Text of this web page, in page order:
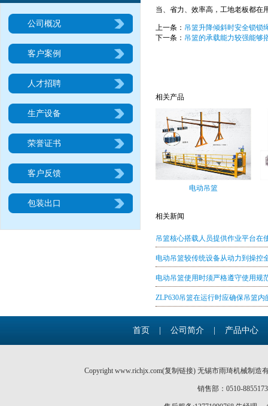
公司概况
客户案例
人才招聘
生产设备
荣誉证书
客户反馈
包装出口
当、省力、效率高，工地老板都在
上一条： 吊篮升降倾斜时安全锁锁
下一条： 吊篮的承载能力较强能够
相关产品
电动吊篮
相关新闻
吊篮核心搭载人员提供作业平台在
电动吊篮较传统设备从动力到操控
电动吊篮使用时须严格遵守使用规
ZLP630吊篮在运行时应确保吊篮
首页 公司简介 产品中心
Copyright www.richjx.com(复制链接) 无锡市雨琦机械制造
销售部：0510-